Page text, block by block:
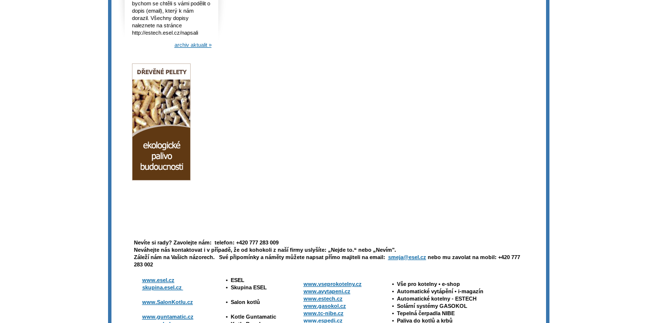
bychom se chtěli s vámi podělit o
dopis (email), který k nám
dorazil. Všechny dopisy
naleznete na stránce
http://estech.esel.cz/napsali
archiv aktualit »
Nevíte si rady? Zavolejte nám: telefon: +420 777 283 009
Neváhejte nás kontaktovat i v případě, že od kohokoli z naší firmy uslyšíte: „Nejde to.“ nebo „Nevím".
Záleží nám na Vašich názorech. Své připomínky a náměty můžete napsat přímo majiteli na email: smeja@esel.cz nebo mu zavolat na mobil: +420 777
283 002
www.esel.cz
skupina.esel.cz
www.SalonKotlu.cz
www.guntamatic.cz
• ESEL
• Skupina ESEL
• Salon kotlů
• Kotle Guntamatic
www.vseprokotelny.cz
www.avytapeni.cz
www.estech.cz
www.gasokol.cz
www.tc-nibe.cz
www.espedi.cz
• Vše pro kotelny •e-shop
• Automatické vytápění •i-magazín
• Automatické kotelny - ESTECH
• Solární systémy GASOKOL
• Tepelná čerpadla NIBE
• Paliva do kotlů a krbů